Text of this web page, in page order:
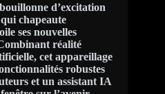
d’excitation
chapeaute
ses nouvelles
réalité
cet appareillage
robustes
et un assistant IA